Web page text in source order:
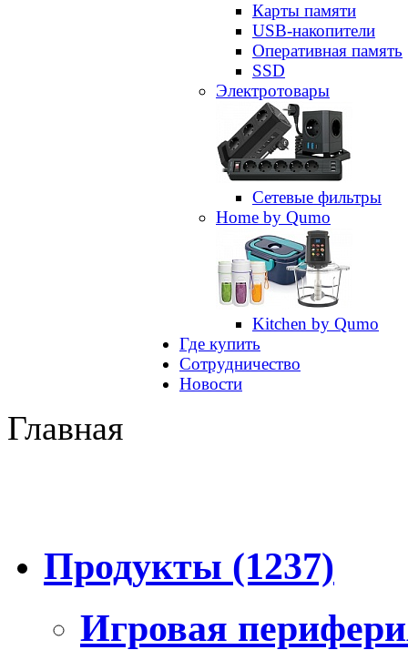
Карты памяти
USB-накопители
Оперативная память
SSD
Электротовары
Сетевые фильтры
Home by Qumo
Kitchen by Qumo
Где купить
Сотрудничество
Новости
Главная
Продукты (1237)
Игровая